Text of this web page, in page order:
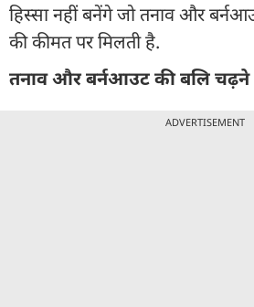
हिस्सा नहीं बनेंगे जो तनाव और
की कीमत पर मिलती है.
तनाव और बर्नआउट की बलि चढ़ने
ADVERTISEMENT